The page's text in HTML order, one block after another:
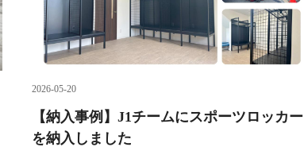
2026-05-20
【納入事例】J1チームにスポーツロッカー
を納入しました